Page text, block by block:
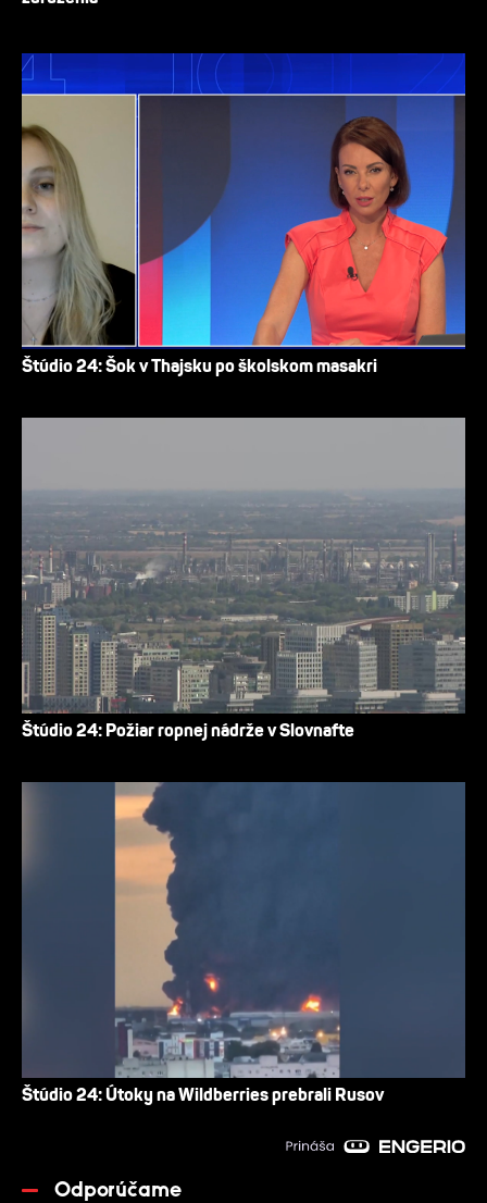
Štúdio 24: Šok v Thajsku po školskom masakri
Štúdio 24: Požiar ropnej nádrže v Slovnafte
Štúdio 24: Útoky na Wildberries prebrali Rusov
Odporúčame